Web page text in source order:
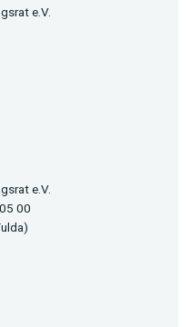
e.V.
e.V.
00